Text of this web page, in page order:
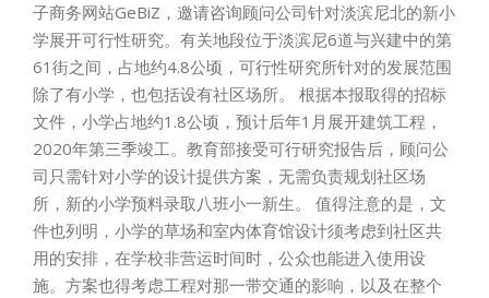
子商务网站GeBiZ，邀请咨询顾问公司针对淡滨尼北的新小
学展开可行性研究。有关地段位于淡滨尼6道与兴建中的第
61街之间，占地约4.8公顷，可行性研究所针对的发展范围
除了有小学，也包括设有社区场所。 根据本报取得的招标
文件，小学占地约1.8公顷，预计后年1月展开建筑工程，
2020年第三季竣工。教育部接受可行研究报告后，顾问公
司只需针对小学的设计提供方案，无需负责规划社区场
所，新的小学预料录取八班小一新生。 值得注意的是，文
件也列明，小学的草场和室内体育馆设计须考虑到社区共
用的安排，在学校非营运时间时，公众也能进入使用设
施。方案也得考虑工程对那一带交通的影响，以及在整个